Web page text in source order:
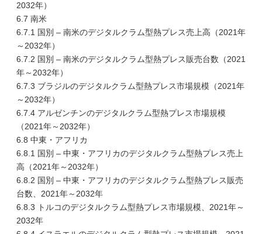
2032年）
6.7 南米
6.7.1 国別 – 南米のデジタルクラム型熱プレス売上高（2021年
～2032年）
6.7.2 国別 – 南米のデジタルクラム型熱プレス販売台数（2021
年～2032年）
6.7.3 ブラジルのデジタルクラム型熱プレス市場規模（2021年
～2032年）
6.7.4 アルゼンチンのデジタルクラム型熱プレス市場規模
（2021年～2032年）
6.8 中東・アフリカ
6.8.1 国別 – 中東・アフリカのデジタルクラム型熱プレス売上
高（2021年～2032年）
6.8.2 国別 – 中東・アフリカのデジタルクラム型熱プレス販売
台数、2021年～2032年
6.8.3 トルコのデジタルクラム型熱プレス市場規模、2021年～
2032年